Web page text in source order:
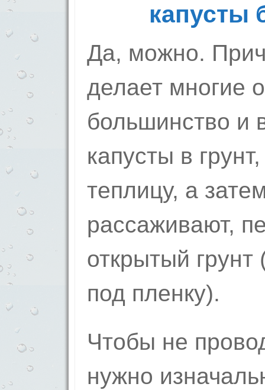
капусты
Да, можно.
делает многие
большинство и
капусты в
теплицу, а
рассаживают,
открытый
под пленку).
Чтобы не
нужно